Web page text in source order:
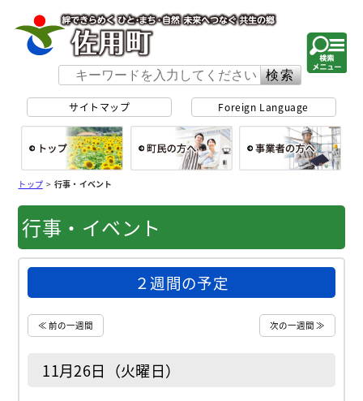
サイトマップ Foreign Language
トップ>行事・イベント
行事・イベント
２週間の予定
≪ 前の一週間 次の一週間 ≫
11月26日（火曜日）